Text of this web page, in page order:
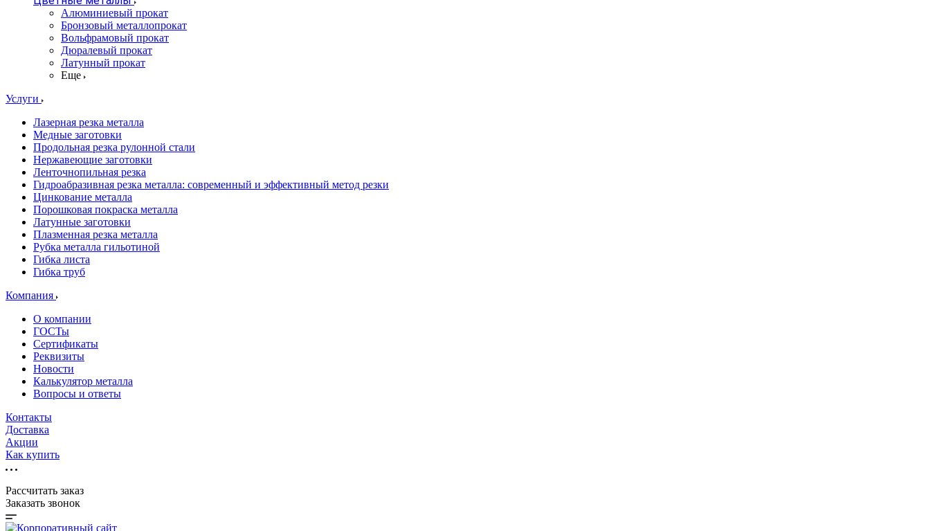
Алюминиевый прокат
Бронзовый металлопрокат
Вольфрамовый прокат
Дюралевый прокат
Латунный прокат
Еще
Услуги
Лазерная резка металла
Медные заготовки
Продольная резка рулонной стали
Нержавеющие заготовки
Ленточнопильная резка
Гидроабразивная резка металла: современный и эффективный метод резки
Цинкование металла
Порошковая покраска металла
Латунные заготовки
Плазменная резка металла
Рубка металла гильотиной
Гибка листа
Гибка труб
Компания
О компании
ГОСТы
Сертификаты
Реквизиты
Новости
Калькулятор металла
Вопросы и ответы
Контакты
Доставка
Акции
Как купить
Рассчитать заказ
Заказать звонок